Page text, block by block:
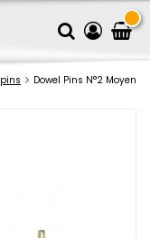
pins
Dowel Pins N°2 Moyen